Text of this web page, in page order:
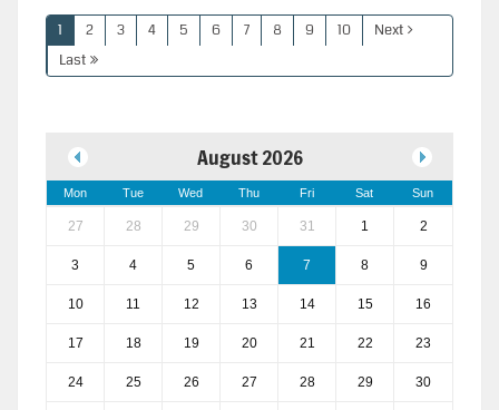
1 2 3 4 5 6 7 8 9 10
Next
Last
August 2026
Mon Tue Wed Thu Fri Sat Sun
27 28 29 30 31 1 2
3 4 5 6 7 8 9
10 11 12 13 14 15 16
17 18 19 20 21 22 23
24 25 26 27 28 29 30